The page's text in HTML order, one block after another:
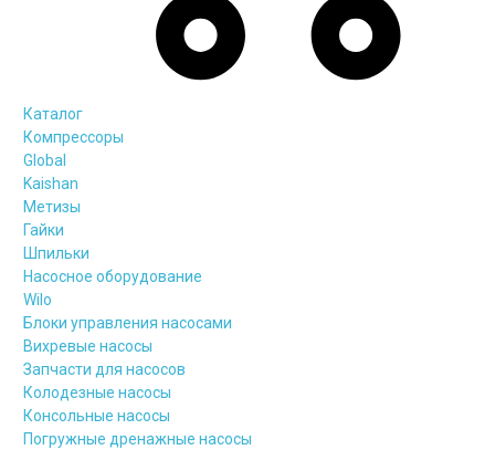
Каталог
Компрессоры
Global
Kaishan
Метизы
Гайки
Шпильки
Насосное оборудование
Wilo
Блоки управления насосами
Вихревые насосы
Запчасти для насосов
Колодезные насосы
Консольные насосы
Погружные дренажные насосы